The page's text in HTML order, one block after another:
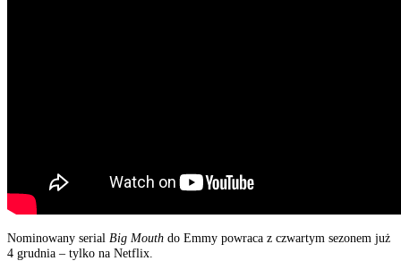
Nominowany serial Big Mouth do Emmy powraca z czwartym sezonem już
4 grudnia – tylko na Netflix.